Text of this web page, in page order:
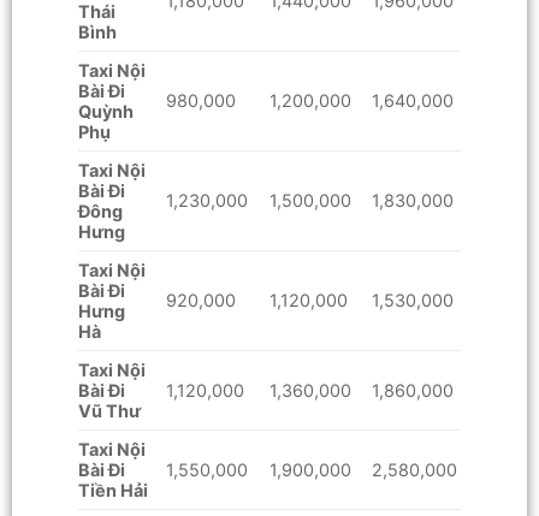
Thái
Bình
Taxi Nội
Bài Đi
Quỳnh
Phụ
980,000 1,200,000 1,640,000
Taxi Nội
Bài Đi
Đông
Hưng
1,230,000 1,500,000 1,830,000
Taxi Nội
Bài Đi
Hưng
Hà
920,000 1,120,000 1,530,000
Taxi Nội
Bài Đi
Vũ Thư
1,120,000 1,360,000 1,860,000
Taxi Nội
Bài Đi
Tiền Hải
1,550,000 1,900,000 2,580,000